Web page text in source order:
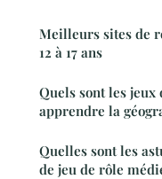
Meilleurs sites de
12 à 17 ans
Quels sont les jeux
apprendre la
Quelles sont les
de jeu de rôle